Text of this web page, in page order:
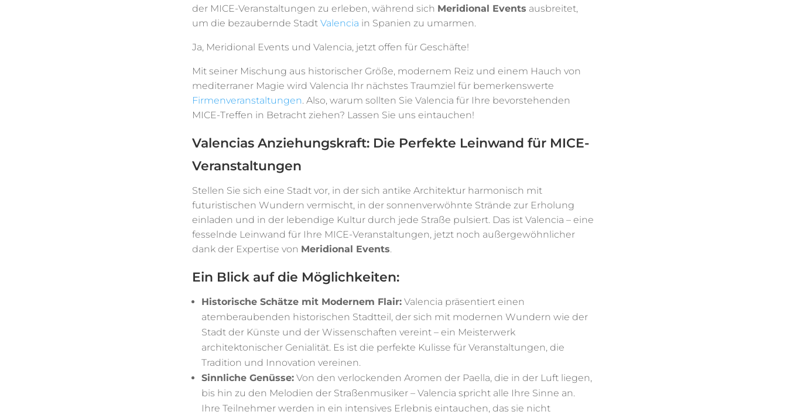
der MICE-Veranstaltungen zu erleben, während sich Meridional Events ausbreitet,
um die bezaubernde Stadt Valencia in Spanien zu umarmen.
Ja, Meridional Events und Valencia, jetzt offen für Geschäfte!
Mit seiner Mischung aus historischer Größe, modernem Reiz und einem Hauch von
mediterraner Magie wird Valencia Ihr nächstes Traumziel für bemerkenswerte
Firmenveranstaltungen. Also, warum sollten Sie Valencia für Ihre bevorstehenden
MICE-Treffen in Betracht ziehen? Lassen Sie uns eintauchen!
Valencias Anziehungskraft: Die Perfekte Leinwand für MICE-
Veranstaltungen
Stellen Sie sich eine Stadt vor, in der sich antike Architektur harmonisch mit
futuristischen Wundern vermischt, in der sonnenverwöhnte Strände zur Erholung
einladen und in der lebendige Kultur durch jede Straße pulsiert. Das ist Valencia – eine
fesselnde Leinwand für Ihre MICE-Veranstaltungen, jetzt noch außergewöhnlicher
dank der Expertise von Meridional Events.
Ein Blick auf die Möglichkeiten:
Historische Schätze mit Modernem Flair:Valencia präsentiert einen
atemberaubenden historischen Stadtteil, der sich mit modernen Wundern wie der
Stadt der Künste und der Wissenschaften vereint – ein Meisterwerk
architektonischer Genialität. Es ist die perfekte Kulisse für Veranstaltungen, die
Tradition und Innovation vereinen.
Sinnliche Genüsse:Von den verlockenden Aromen der Paella, die in der Luft liegen,
bis hin zu den Melodien der Straßenmusiker – Valencia spricht alle Ihre Sinne an.
Ihre Teilnehmer werden in ein intensives Erlebnis eintauchen, das sie nicht